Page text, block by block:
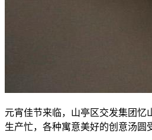
元宵佳节来临，山亭区交发集团忆
生产忙，各种寓意美好的创意汤圆